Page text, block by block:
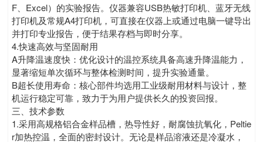
F、Excel）的实验报告。仪器兼容USB热敏打印机、蓝牙无线
打印机及常规A4打印机，可直接在仪器上或通过电脑一键导出
并打印专业报告，便于结果存档与即时分享。
4.快速高效与坚固耐用
A升降温速度快：优化设计的温控系统具备高速升降温能力，
显著缩短单次循环与整体检测时间，提升实验通量。
B超长使用寿命：核心部件均选用工业级耐用材料与设计，整
机运行稳定可靠，致力于为用户提供长久的投资回报。
三、技术参数
1.采用高规格铝合金样品槽，热导性好，耐腐蚀抗氧化，Peltie
r加热控温，全面的密封设计。无论是样品溶液还是冷凝水，